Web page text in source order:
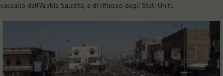
vassallo dell’Arabia Saudita, e di riflesso degli Stati Uniti.